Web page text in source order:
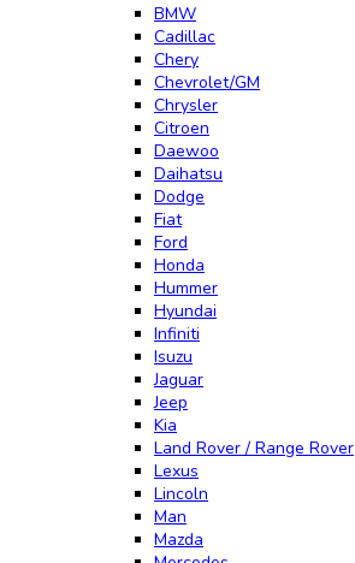
BMW
Cadillac
Chery
Chevrolet/GM
Chrysler
Citroen
Daewoo
Daihatsu
Dodge
Fiat
Ford
Honda
Hummer
Hyundai
Infiniti
Isuzu
Jaguar
Jeep
Kia
Land Rover / Range Rover
Lexus
Lincoln
Man
Mazda